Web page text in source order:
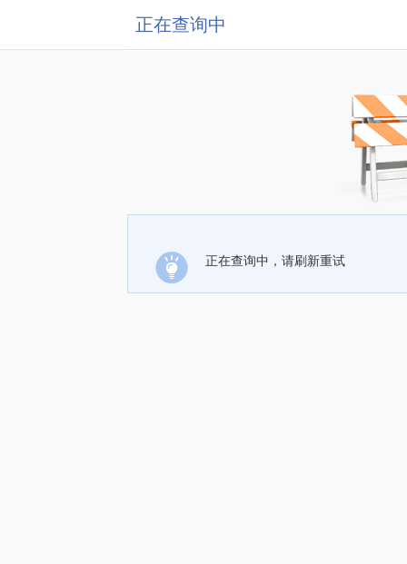
正在查询中
正在查询中，请刷新重试